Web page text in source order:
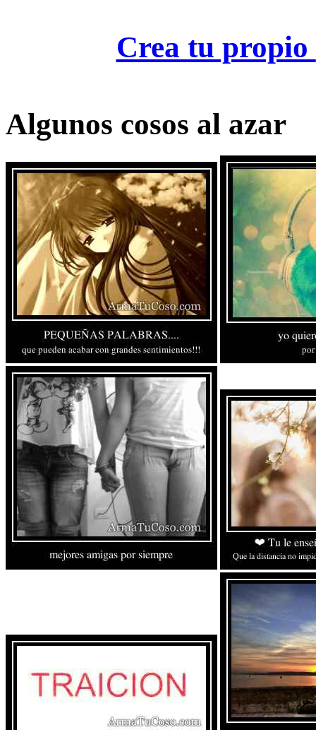
Crea tu propio
Algunos cosos al azar